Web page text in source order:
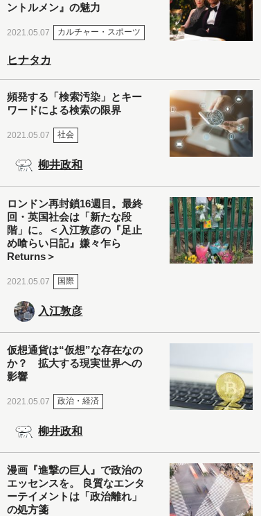
ントルメン』の魅力
2021.05.07 カルチャー・スポーツ
ヒナタカ
頻発する「検索汚染」とキー
ワードによる検索の限界
2021.05.07 社会
柳井政和
ロンドン再封鎖16週目。最終
回・英国社会は「新たな段
階」に。＜入江敦彦の『足止
め喰らい日記』嫌々乍ら
Returns＞
2021.05.07 国際
入江敦彦
仮想通貨は“仮想”な存在なの
か？ 拡大する現実世界への
影響
2021.05.07 政治・経済
柳井政和
漫画『進撃の巨人』で政治の
エッセンスを。 良質なエンタ
ーテイメントは「政治離れ」
の処方箋